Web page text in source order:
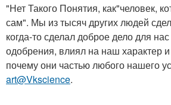
"Нет Такого Понятия, как"человек,
сам". Мы из тысяч других людей
когда-то сделал доброе дело для
одобрения, влиял на наш характер
почему они частью любого нашего
art@Vkscience.